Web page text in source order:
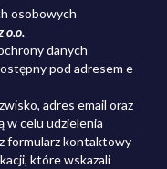
osobowych
o.o.
danych
pod adresem e-
adres email oraz
w celu udzielenia
formularz kontaktowy
które wskazali